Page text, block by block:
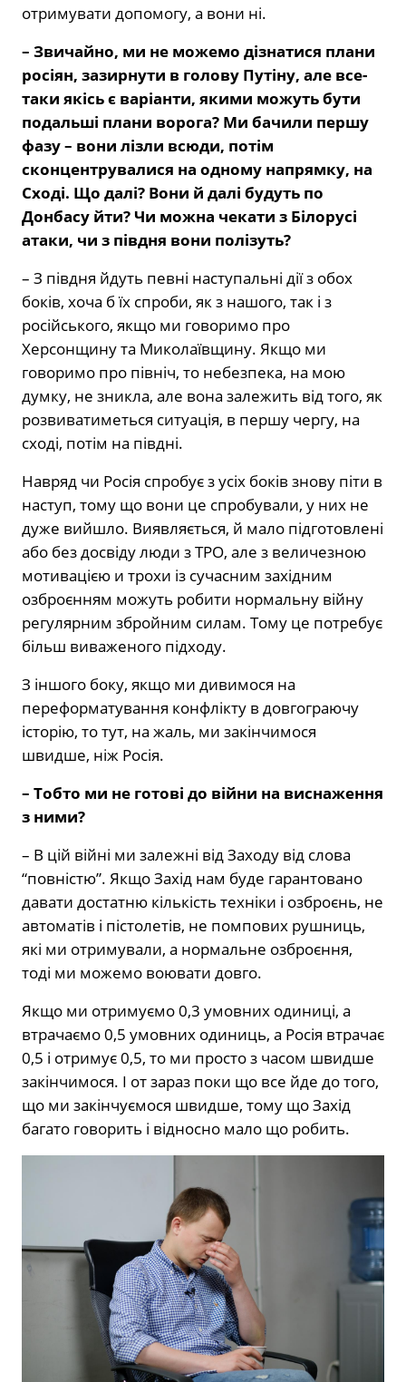
отримувати допомогу, а вони ні.
– Звичайно, ми не можемо дізнатися плани
росіян, зазирнути в голову Путіну, але все-
таки якісь є варіанти, якими можуть бути
подальші плани ворога? Ми бачили першу
фазу – вони лізли всюди, потім
сконцентрувалися на одному напрямку, на
Сході. Що далі? Вони й далі будуть по
Донбасу йти? Чи можна чекати з Білорусі
атаки, чи з півдня вони полізуть?
– З півдня йдуть певні наступальні дії з обох
боків, хоча б їх спроби, як з нашого, так і з
російського, якщо ми говоримо про
Херсонщину та Миколаївщину. Якщо ми
говоримо про північ, то небезпека, на мою
думку, не зникла, але вона залежить від того, як
розвиватиметься ситуація, в першу чергу, на
сході, потім на півдні.
Навряд чи Росія спробує з усіх боків знову піти в
наступ, тому що вони це спробували, у них не
дуже вийшло. Виявляється, й мало підготовлені
або без досвіду люди з ТРО, але з величезною
мотивацією и трохи із сучасним західним
озброєнням можуть робити нормальну війну
регулярним збройним силам. Тому це потребує
більш виваженого підходу.
З іншого боку, якщо ми дивимося на
переформатування конфлікту в довгограючу
історію, то тут, на жаль, ми закінчимося
швидше, ніж Росія.
– Тобто ми не готові до війни на виснаження
з ними?
– В цій війні ми залежні від Заходу від слова
“повністю”. Якщо Захід нам буде гарантовано
давати достатню кількість техніки і озброєнь, не
автоматів і пістолетів, не помпових рушниць,
які ми отримували, а нормальне озброєння,
тоді ми можемо воювати довго.
Якщо ми отримуємо 0,3 умовних одиниці, а
втрачаємо 0,5 умовних одиниць, а Росія втрачає
0,5 і отримує 0,5, то ми просто з часом швидше
закінчимося. І от зараз поки що все йде до того,
що ми закінчуємося швидше, тому що Захід
багато говорить і відносно мало що робить.